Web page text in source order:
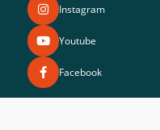
Instagram
Youtube
Facebook